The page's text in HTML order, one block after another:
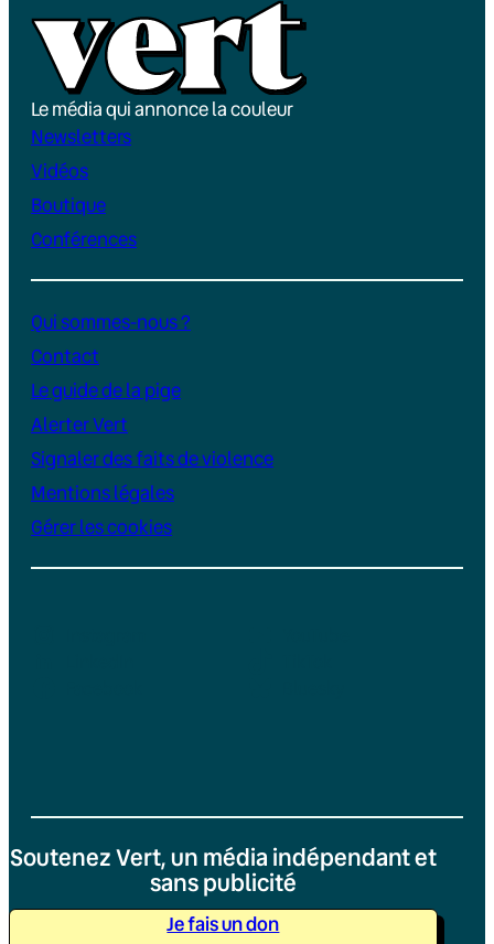
Le média qui annonce la couleur
Newsletters
Vidéos
Boutique
Conférences
Qui sommes-nous ?
Contact
Le guide de la pige
Alerter Vert
Signaler des faits de violence
Mentions légales
Gérer les cookies
Soutenez Vert, un média indépendant et
sans publicité
Je fais un don